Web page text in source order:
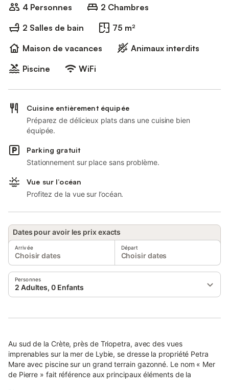
4 Personnes
2 Chambres
2 Salles de bain
75 m²
Maison de vacances
Animaux interdits
Piscine
WiFi
Cuisine entièrement équipée
Préparez de délicieux plats dans une cuisine bien
équipée.
Parking gratuit
Stationnement sur place sans problème.
Vue sur l’océan
Profitez de la vue sur l’océan.
Dates pour avoir les prix exacts
Arrivée
Choisir dates
Départ
Choisir dates
Personnes
2 Adultes, 0 Enfants
Au sud de la Crète, près de Triopetra, avec des vues
imprenables sur la mer de Lybie, se dresse la propriété Petra
Mare avec piscine sur un grand terrain gazonné. Le nom « Mer
de Pierre » fait référence aux principaux éléments de la